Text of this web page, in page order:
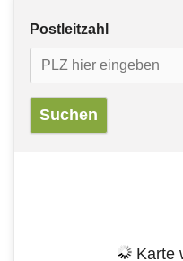
Postleitzahl
Karte